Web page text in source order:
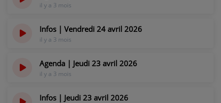
PARTICIPEZ
JEUX CONCOURS
RECRUTEMENT
il y a 3 mois
Infos | Vendredi 24 avril 2026
il y a 3 mois
Agenda | Jeudi 23 avril 2026
il y a 3 mois
Infos | Jeudi 23 avril 2026